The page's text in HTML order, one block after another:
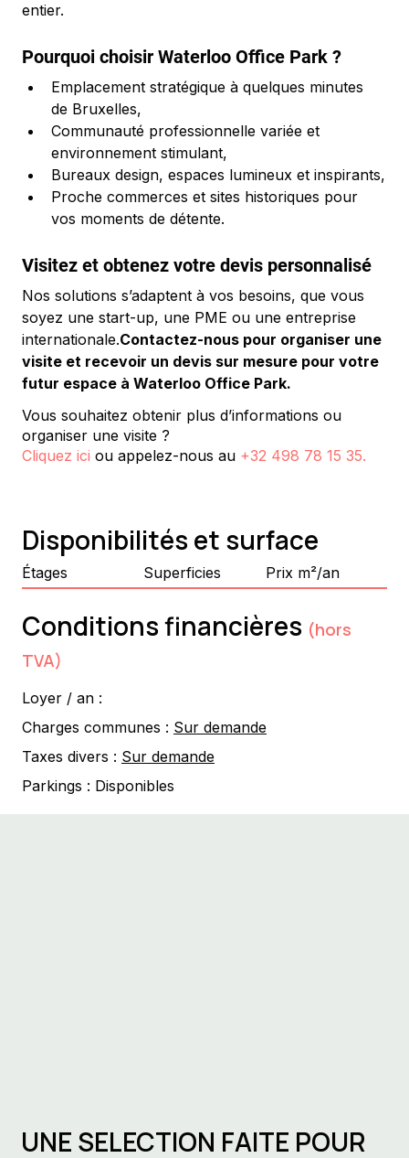
entier.
Pourquoi choisir Waterloo Office Park ?
Emplacement stratégique à quelques minutes
de Bruxelles,
Communauté professionnelle variée et
environnement stimulant,
Bureaux design, espaces lumineux et inspirants,
Proche commerces et sites historiques pour
vos moments de détente.
Visitez et obtenez votre devis personnalisé
Nos solutions s’adaptent à vos besoins, que vous
soyez une start-up, une PME ou une entreprise
internationale.Contactez-nous pour organiser une
visite et recevoir un devis sur mesure pour votre
futur espace à Waterloo Office Park.
Vous souhaitez obtenir plus d’informations ou
organiser une visite ?
Cliquez ici ou appelez-nous au +32 498 78 15 35.
Disponibilités et surface
Étages Superficies Prix m²/an
Conditions financières (hors
TVA)
Loyer / an :
Charges communes : Sur demande
Taxes divers : Sur demande
Parkings : Disponibles
UNE SELECTION FAITE POUR